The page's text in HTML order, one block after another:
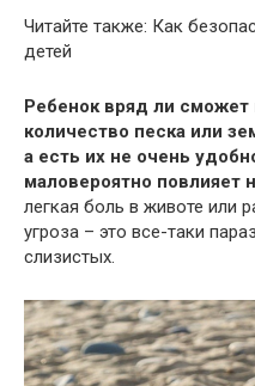
Читайте также: Как
детей
Ребенок вряд ли сможет
количество песка или
а есть их не очень
маловероятно повлияет
легкая боль в животе или
угроза – это все-таки
слизистых.